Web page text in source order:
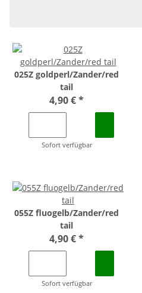
025Z goldperl/Zander/red
tail
4,90 €*
Sofort verfügbar
055Z fluogelb/Zander/red
tail
4,90 €*
Sofort verfügbar